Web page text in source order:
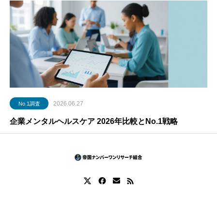
No.1調査 2026.06.27
企業メンタルヘルスケア 2026年比較とNo.1戦略